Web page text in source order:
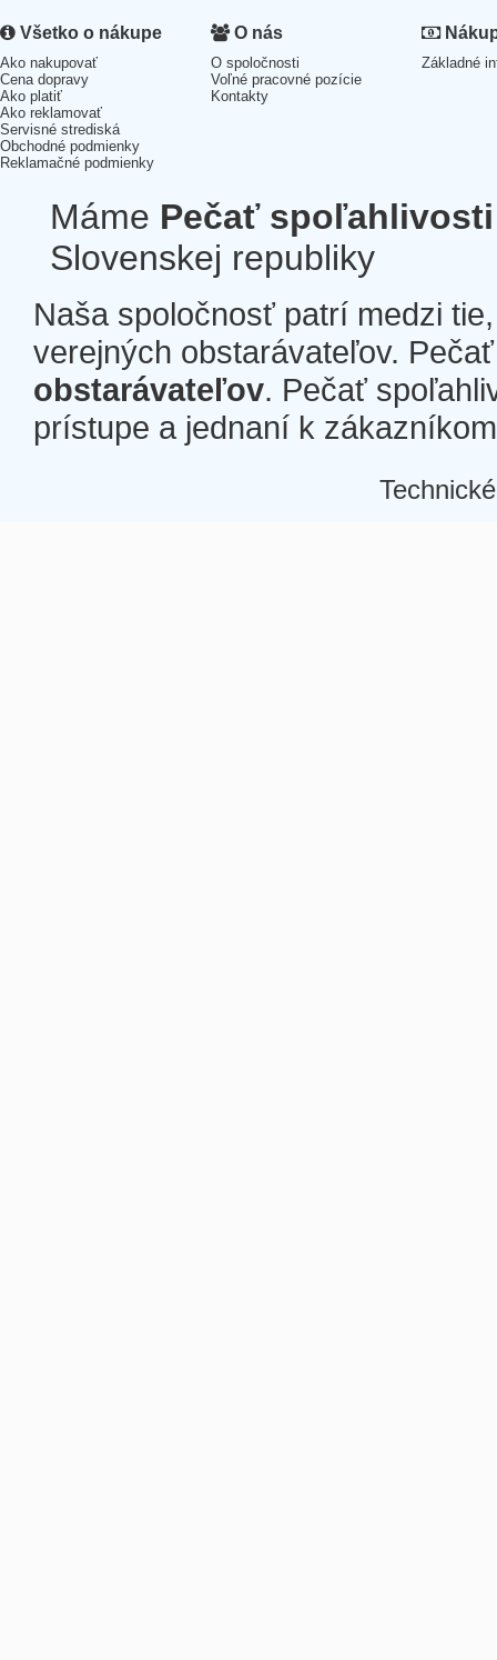
Všetko o nákupe
Ako nakupovať
Cena dopravy
Ako platiť
Ako reklamovať
Servisné strediská
Obchodné podmienky
Reklamačné podmienky
O nás
O spoločnosti
Voľné pracovné pozície
Kontakty
Základné
Máme Pečať spoľahlivosti
Slovenskej republiky
Naša spoločnosť patrí medzi
verejných obstarávateľov.
obstarávateľov. Pečať
prístupe a jednaní k